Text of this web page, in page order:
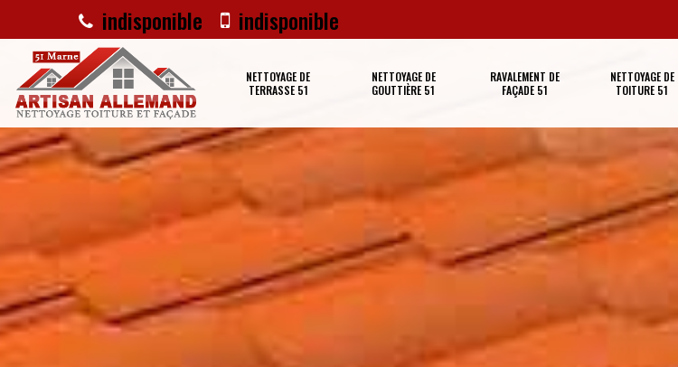
indisponible indisponible
NETTOYAGE DE
TERRASSE 51
NETTOYAGE DE
GOUTTIÈRE 51
RAVALEMENT DE
FAÇADE 51
NETTOYAGE DE
TOITURE 51